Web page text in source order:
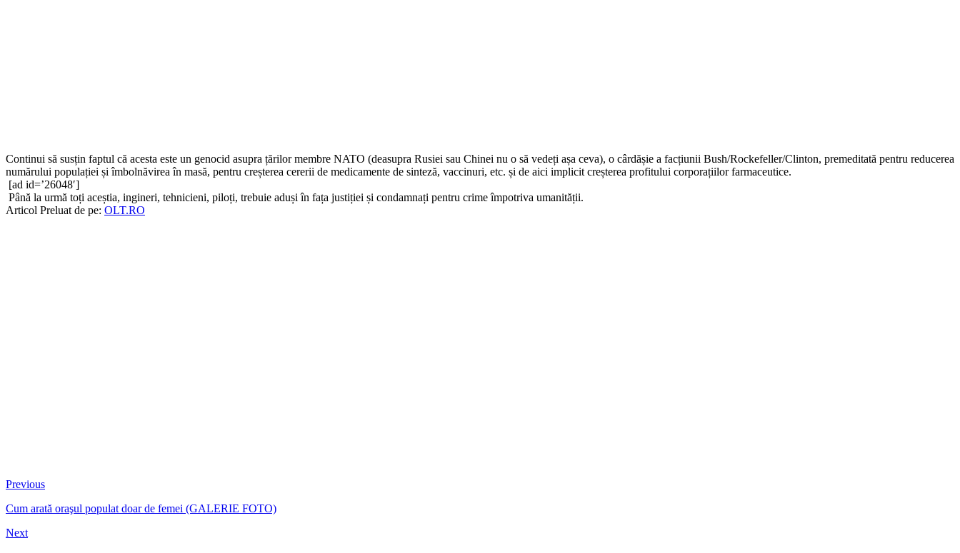
Continui să susțin faptul că acesta este un genocid asupra țărilor membre NATO (deasupra Rusiei sau Chinei nu o să vedeți așa ceva), o cârdășie a facțiunii Bush/Rockefeller/Clinton, premeditată pentru reducerea
numărului populației și îmbolnăvirea în masă, pentru creșterea cererii de medicamente de sinteză, vaccinuri, etc. și de aici implicit creșterea profitului corporațiilor farmaceutice.
[ad id=’26048′]
Până la urmă toți aceștia, ingineri, tehnicieni, piloți, trebuie aduși în fața justiției și condamnați pentru crime împotriva umanității.
Articol Preluat de pe: OLT.RO
Previous
Cum arată oraşul populat doar de femei (GALERIE FOTO)
Next